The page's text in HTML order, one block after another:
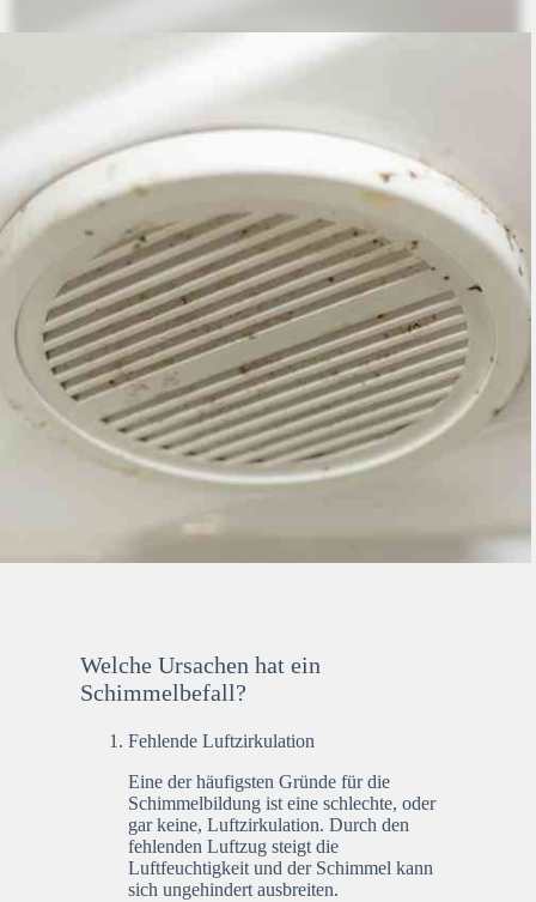
Welche Ursachen hat ein
Schimmelbefall?
Fehlende Luftzirkulation
Eine der häufigsten Gründe für die
Schimmelbildung ist eine schlechte, oder
gar keine, Luftzirkulation. Durch den
fehlenden Luftzug steigt die
Luftfeuchtigkeit und der Schimmel kann
sich ungehindert ausbreiten.